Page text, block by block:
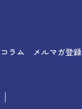
コラム メルマガ登録